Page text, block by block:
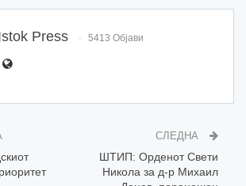
Press 5413 Објави
СЛЕДНА
ШТИП: Орденот Свети
Никола за д-р Михаил